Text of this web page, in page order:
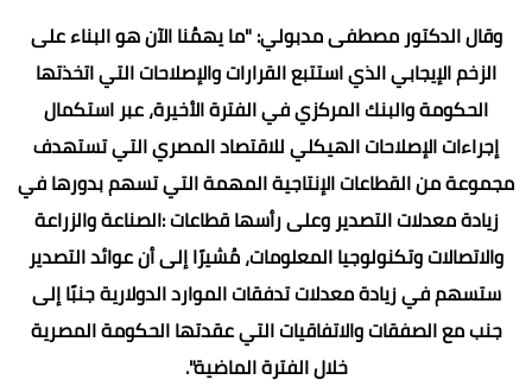
وقال الدكتور مصطفى مدبولي: "ما يهمُنا الآن هو البناء على
الزخم الإيجابي الذي استتبع القرارات والإصلاحات التي اتخذتها
الحكومة والبنك المركزي في الفترة الأخيرة، عبر استكمال
إجراءات الإصلاحات الهيكلي للاقتصاد المصري التي تستهدف
مجموعة من القطاعات الإنتاجية المهمة التي تسهم بدورها في
زيادة معدلات التصدير وعلى رأسها قطاعات :الصناعة والزراعة
والاتصالات وتكنولوجيا المعلومات، مُشيرًا إلى أن عوائد التصدير
ستسهم في زيادة معدلات تدفقات الموارد الدولارية جنبًا إلى
جنب مع الصفقات والاتفاقيات التي عقدتها الحكومة المصرية
خلال الفترة الماضية".